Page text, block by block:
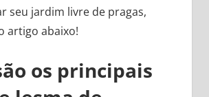
seu jardim livre de pragas,
artigo abaixo!
os principais